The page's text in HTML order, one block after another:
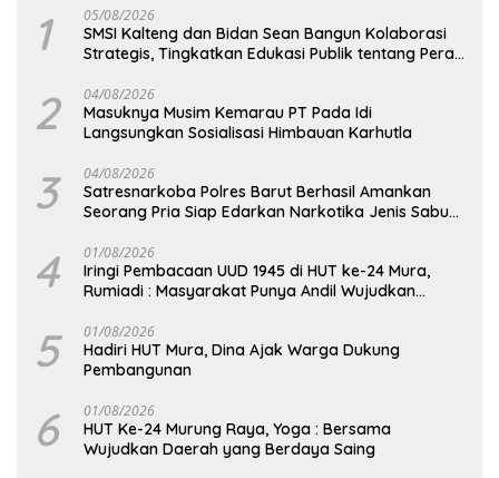
1 05/08/2026
SMSI Kalteng dan Bidan Sean Bangun Kolaborasi
Strategis, Tingkatkan Edukasi Publik tentang Peran
2 04/08/2026
Masuknya Musim Kemarau PT Pada Idi
Langsungkan Sosialisasi Himbauan Karhutla
3 04/08/2026
Satresnarkoba Polres Barut Berhasil Amankan
Seorang Pria Siap Edarkan Narkotika Jenis Sabu
4 01/08/2026
Iringi Pembacaan UUD 1945 di HUT ke-24 Mura,
Rumiadi : Masyarakat Punya Andil Wujudkan
5 01/08/2026
Hadiri HUT Mura, Dina Ajak Warga Dukung
Pembangunan
6 01/08/2026
HUT Ke-24 Murung Raya, Yoga : Bersama
Wujudkan Daerah yang Berdaya Saing